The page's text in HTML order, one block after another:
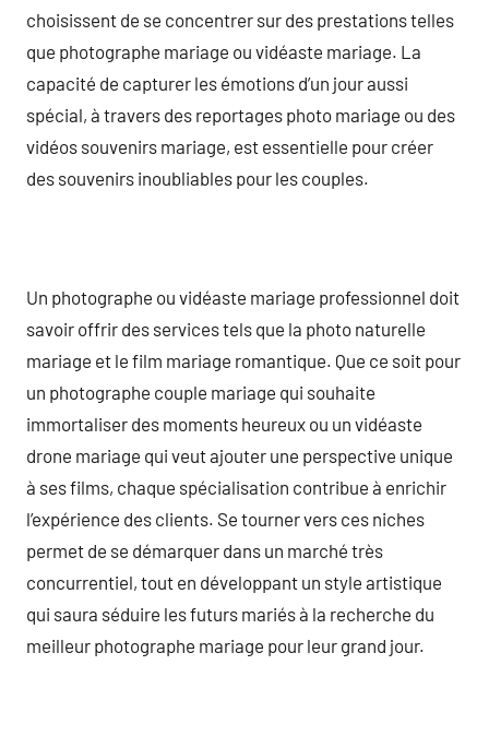
choisissent de se concentrer sur des prestations telles
que photographe mariage ou vidéaste mariage. La
capacité de capturer les émotions d’un jour aussi
spécial, à travers des reportages photo mariage ou des
vidéos souvenirs mariage, est essentielle pour créer
des souvenirs inoubliables pour les couples.
Un photographe ou vidéaste mariage professionnel doit
savoir offrir des services tels que la photo naturelle
mariage et le film mariage romantique. Que ce soit pour
un photographe couple mariage qui souhaite
immortaliser des moments heureux ou un vidéaste
drone mariage qui veut ajouter une perspective unique
à ses films, chaque spécialisation contribue à enrichir
l’expérience des clients. Se tourner vers ces niches
permet de se démarquer dans un marché très
concurrentiel, tout en développant un style artistique
qui saura séduire les futurs mariés à la recherche du
meilleur photographe mariage pour leur grand jour.